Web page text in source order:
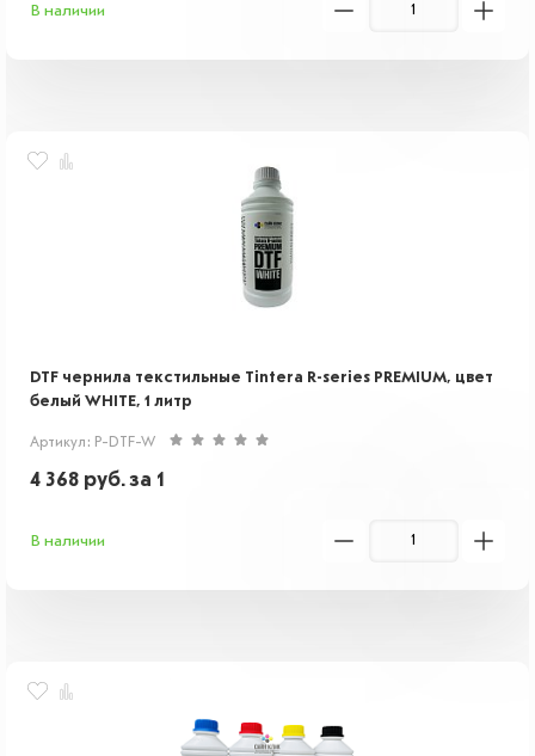
В наличии
DTF чернила текстильные Tintera R-series PREMIUM, цвет
белый WHITE, 1 литр
Артикул: P-DTF-W
4 368 руб.за 1
В наличии